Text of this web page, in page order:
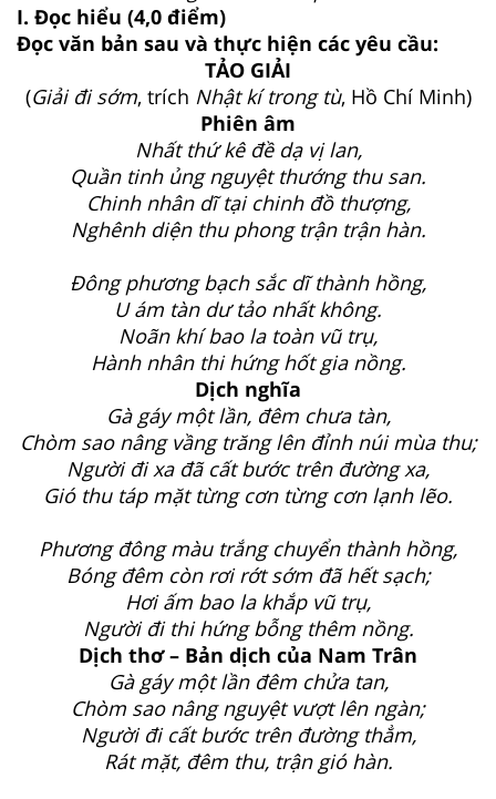
I. Đọc hiểu (4,0 điểm)
Đọc văn bản sau và thực hiện các yêu cầu:
TẢO GIẢI
(Giải đi sớm, trích Nhật kí trong tù, Hồ Chí Minh)
Phiên âm
Nhất thứ kê đề dạ vị lan,
Quần tinh ủng nguyệt thướng thu san.
Chinh nhân dĩ tại chinh đồ thượng,
Nghênh diện thu phong trận trận hàn.
Đông phương bạch sắc dĩ thành hồng,
U ám tàn dư tảo nhất không.
Noãn khí bao la toàn vũ trụ,
Hành nhân thi hứng hốt gia nồng.
Dịch nghĩa
Gà gáy một lần, đêm chưa tàn,
Chòm sao nâng vầng trăng lên đỉnh núi mùa thu;
Người đi xa đã cất bước trên đường xa,
Gió thu táp mặt từng cơn từng cơn lạnh lẽo.
Phương đông màu trắng chuyển thành hồng,
Bóng đêm còn rơi rớt sớm đã hết sạch;
Hơi ấm bao la khắp vũ trụ,
Người đi thi hứng bỗng thêm nồng.
Dịch thơ – Bản dịch của Nam Trân
Gà gáy một lần đêm chửa tan,
Chòm sao nâng nguyệt vượt lên ngàn;
Người đi cất bước trên đường thẳm,
Rát mặt, đêm thu, trận gió hàn.